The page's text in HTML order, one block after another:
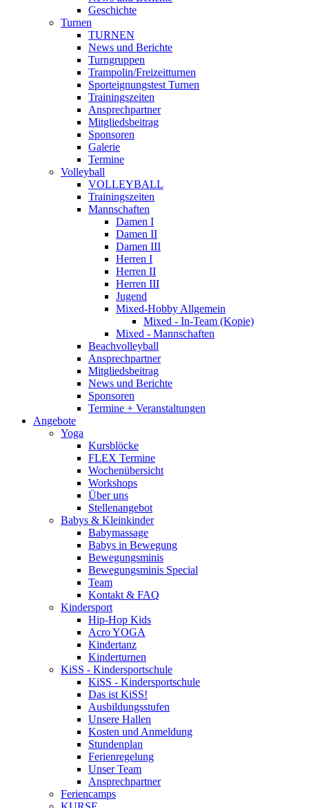
Geschichte
Turnen
TURNEN
News und Berichte
Turngruppen
Trampolin/Freizeitturnen
Sporteignungstest Turnen
Trainingszeiten
Ansprechpartner
Mitgliedsbeitrag
Sponsoren
Galerie
Termine
Volleyball
VOLLEYBALL
Trainingszeiten
Mannschaften
Damen I
Damen II
Damen III
Herren I
Herren II
Herren III
Jugend
Mixed-Hobby Allgemein
Mixed - In-Team (Kopie)
Mixed - Mannschaften
Beachvolleyball
Ansprechpartner
Mitgliedsbeitrag
News und Berichte
Sponsoren
Termine + Veranstaltungen
Angebote
Yoga
Kursblöcke
FLEX Termine
Wochenübersicht
Workshops
Über uns
Stellenangebot
Babys & Kleinkinder
Babymassage
Babys in Bewegung
Bewegungsminis
Bewegungsminis Special
Team
Kontakt & FAQ
Kindersport
Hip-Hop Kids
Acro YOGA
Kindertanz
Kinderturnen
KiSS - Kindersportschule
KiSS - Kindersportschule
Das ist KiSS!
Ausbildungsstufen
Unsere Hallen
Kosten und Anmeldung
Stundenplan
Ferienregelung
Unser Team
Ansprechpartner
Feriencamps